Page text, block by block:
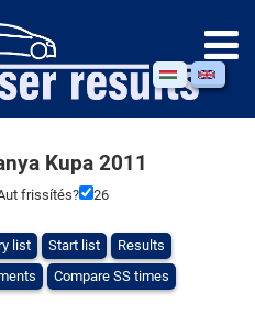
Kupa 2011
frissítés? 26
list Start list
Results
Compare SS times